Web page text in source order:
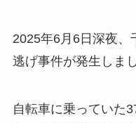
2025年6月6日深夜、
逃げ事件が発生しまし
自転車に乗っていた